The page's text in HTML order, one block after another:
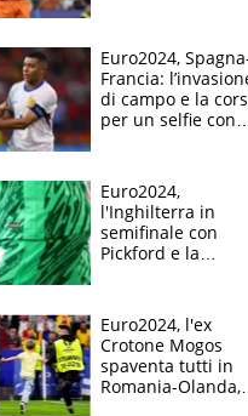
montagne russe
Euro2024,
Francia:
di campo e la
per un selfie con
Euro2024,
l'Inghilterra in
semifinale con
Pickford e la
tuffati a sinistra"
Euro2024, l'ex
Crotone Mogos
spaventa tutti in
Romania-Olanda,